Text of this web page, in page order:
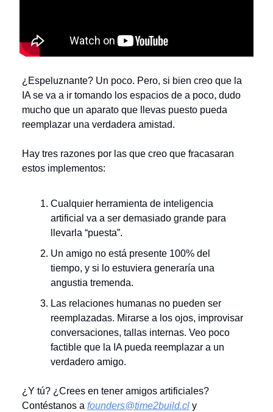
¿Espeluznante? Un poco. Pero, si bien creo que la
IA se va a ir tomando los espacios de a poco, dudo
mucho que un aparato que llevas puesto pueda
reemplazar una verdadera amistad.
Hay tres razones por las que creo que fracasaran
estos implementos:
Cualquier herramienta de inteligencia
artificial va a ser demasiado grande para
llevarla “puesta”.
Un amigo no está presente 100% del
tiempo, y si lo estuviera generaría una
angustia tremenda.
Las relaciones humanas no pueden ser
reemplazadas. Mirarse a los ojos, improvisar
conversaciones, tallas internas. Veo poco
factible que la IA pueda reemplazar a un
verdadero amigo.
¿Y tú? ¿Crees en tener amigos artificiales?
Contéstanos a founders@time2build.cl y